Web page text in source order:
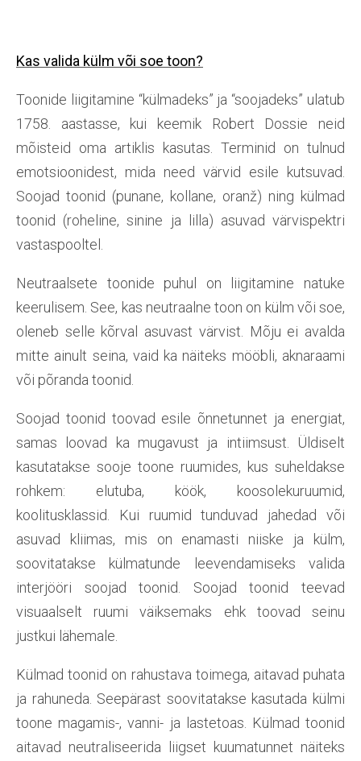
Kas valida külm või soe toon?
Toonide liigitamine “külmadeks” ja “soojadeks” ulatub
1758. aastasse, kui keemik Robert Dossie neid
mõisteid oma artiklis kasutas. Terminid on tulnud
emotsioonidest, mida need värvid esile kutsuvad.
Soojad toonid (punane, kollane, oranž) ning külmad
toonid (roheline, sinine ja lilla) asuvad värvispektri
vastaspooltel.
Neutraalsete toonide puhul on liigitamine natuke
keerulisem. See, kas neutraalne toon on külm või soe,
oleneb selle kõrval asuvast värvist. Mõju ei avalda
mitte ainult seina, vaid ka näiteks mööbli, aknaraami
või põranda toonid.
Soojad toonid toovad esile õnnetunnet ja energiat,
samas loovad ka mugavust ja intiimsust. Üldiselt
kasutatakse sooje toone ruumides, kus suheldakse
rohkem: elutuba, köök, koosolekuruumid,
koolitusklassid. Kui ruumid tunduvad jahedad või
asuvad kliimas, mis on enamasti niiske ja külm,
soovitatakse külmatunde leevendamiseks valida
interjööri soojad toonid. Soojad toonid teevad
visuaalselt ruumi väiksemaks ehk toovad seinu
justkui lähemale.
Külmad toonid on rahustava toimega, aitavad puhata
ja rahuneda. Seepärast soovitatakse kasutada külmi
toone magamis-, vanni- ja lastetoas. Külmad toonid
aitavad neutraliseerida liigset kuumatunnet näiteks